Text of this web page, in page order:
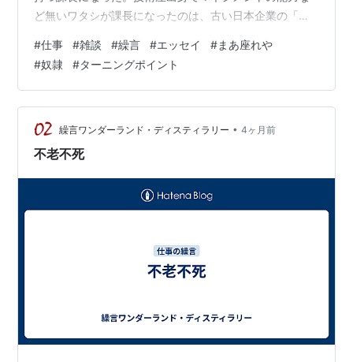
ど無いワタシが課長になったのは、古い日本企業の「年
立場、皆に呆れられながらもオタオタヨロヨロ何とか半
年ほどやってきたが、そこで人事異動があり上司としてQ
部長がやってきた。このQ部長、パワハラ気質が酷く前職
場でも何かと話題になった御仁である。最初は比較的安
穏とした状態だったが、半年も経つとエンジンが掛かっ
てしまったらしい。ワタシを通り越して部下A…
#仕事 #雑談 #繰言 #エッセイ #まあ座れや
#奴隷 #ターニングポイント
繰言ワンダーランド・ディスティラリー • 4ヶ月前
不老不死